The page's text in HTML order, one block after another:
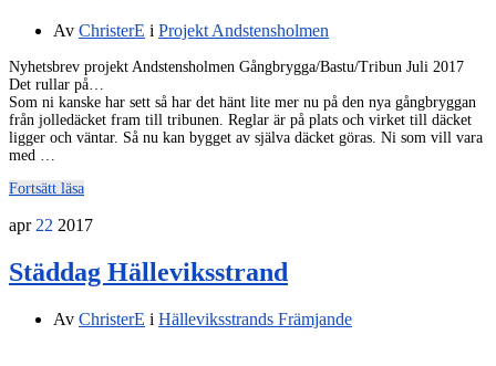
Av ChristerE i Projekt Andstensholmen
Nyhetsbrev projekt Andstensholmen Gångbrygga/Bastu/Tribun Juli 2017
Det rullar på…
Som ni kanske har sett så har det hänt lite mer nu på den nya gångbryggan
från jolledäcket fram till tribunen. Reglar är på plats och virket till däcket
ligger och väntar. Så nu kan bygget av själva däcket göras. Ni som vill vara
med …
Fortsätt läsa
apr 22 2017
Städdag Hälleviksstrand
Av ChristerE i Hälleviksstrands Främjande